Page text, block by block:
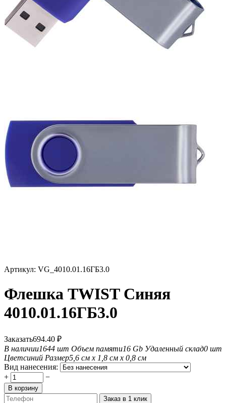
Артикул: VG_4010.01.16ГБ3.0
Флешка TWIST Синяя
4010.01.16ГБ3.0
Заказать694.40 ₽
В наличии1644 шт Объем памяти16 Gb Удаленный склад0 шт
Цветсиний Размер5,6 см х 1,8 см х 0,8 см
Вид нанесения:
+
−
В корзину
Заказ в 1 клик